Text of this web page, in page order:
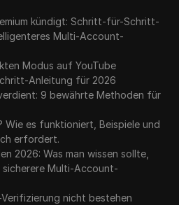
kündigt: Schritt-für-Schritt-
Multi-Account-
Modus auf YouTube
Anleitung für 2026
9 bewährte Methoden für
Wie es funktioniert, Beispiele und
erfordert.
2026: Was man wissen sollte,
Multi-Account-
nicht bestehen